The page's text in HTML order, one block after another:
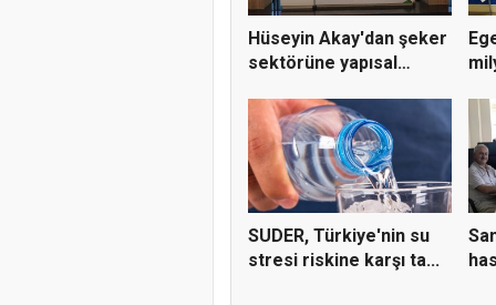
Hüseyin Akay'dan şeker
sektörüne yapısal
SUDER, Türkiye'nin su
stresi riskine karşı ta...